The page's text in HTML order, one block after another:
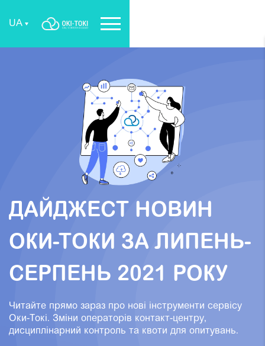
UA
ДАЙДЖЕСТ НОВИН
ОКИ-ТОКИ ЗА ЛИПЕНЬ-
СЕРПЕНЬ 2021 РОКУ
Читайте прямо зараз про нові інструменти сервісу
Оки-Токі. Зміни операторів контакт-центру,
дисциплінарний контроль та квоти для опитувань.